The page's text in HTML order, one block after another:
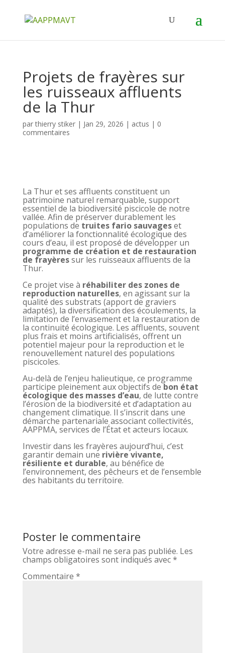
Projets de frayères sur
les ruisseaux affluents
de la Thur
parthierry stiker| Jan 29, 2026 | actus | 0
commentaires
La Thur et ses affluents constituent un
patrimoine naturel remarquable, support
essentiel de la biodiversité piscicole de notre
vallée. Afin de préserver durablement les
populations de truites fario sauvageset
d’améliorer la fonctionnalité écologique des
cours d’eau, il est proposé de développer un
programme de création et de restauration
de frayèressur les ruisseaux affluents de la
Thur.
Ce projet vise à réhabiliter des zones de
reproduction naturelles, en agissant sur la
qualité des substrats (apport de graviers
adaptés), la diversification des écoulements, la
limitation de l’envasement et la restauration de
la continuité écologique. Les affluents, souvent
plus frais et moins artificialisés, offrent un
potentiel majeur pour la reproduction et le
renouvellement naturel des populations
piscicoles.
Au-delà de l’enjeu halieutique, ce programme
participe pleinement aux objectifs debon état
écologique des masses d’eau, de lutte contre
l’érosion de la biodiversité et d’adaptation au
changement climatique. Il s’inscrit dans une
démarche partenariale associant collectivités,
AAPPMA, services de l’État et acteurs locaux.
Investir dans les frayères aujourd’hui, c’est
garantir demain une rivière vivante,
résiliente et durable, au bénéfice de
l’environnement, des pêcheurs et de l’ensemble
des habitants du territoire.
Poster le commentaire
Votre adresse e-mail ne sera pas publiée. Les
champs obligatoires sont indiqués avec*
Commentaire *